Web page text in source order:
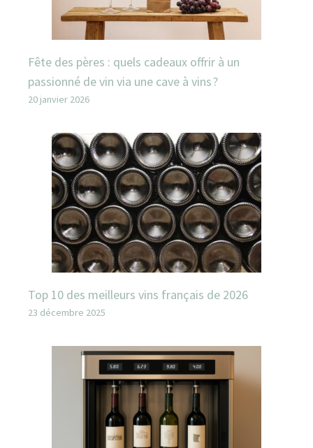
Fête des pères : quels cadeaux offrir à un
passionné de vin via une cave à vins ?
20 janvier 2026
Top 10 des meilleurs vins français de 2026
23 décembre 2025